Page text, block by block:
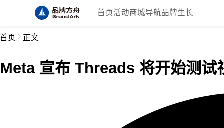
首页 活动商城导航品牌生长
首页 正文
Meta 宣布 Threads 将开始测